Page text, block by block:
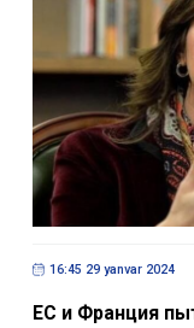
16:45 29 yanvar 2024
ЕС и Франция